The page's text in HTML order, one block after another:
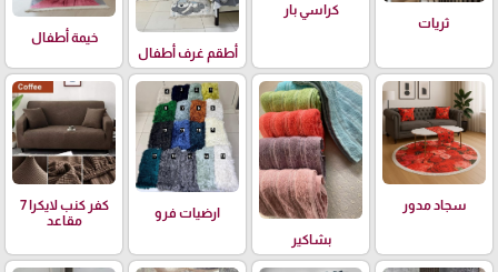
ثريات
كراسي بار
أطقم غرف أطفال
خيمة أطفال
سجاد مدور
بشاكير
ارضيات فرو
كفر كنب لايكرا 7
مقاعد